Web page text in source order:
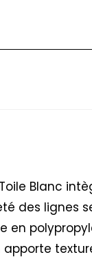
Blanc
des lignes
en